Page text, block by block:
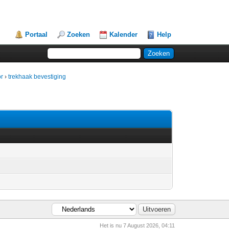
Portaal Zoeken Kalender Help
›trekhaak bevestiging
Het is nu 7 August 2026, 04:11